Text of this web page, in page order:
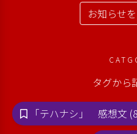
お知らせ
タグから
「テハナシ」 感想文